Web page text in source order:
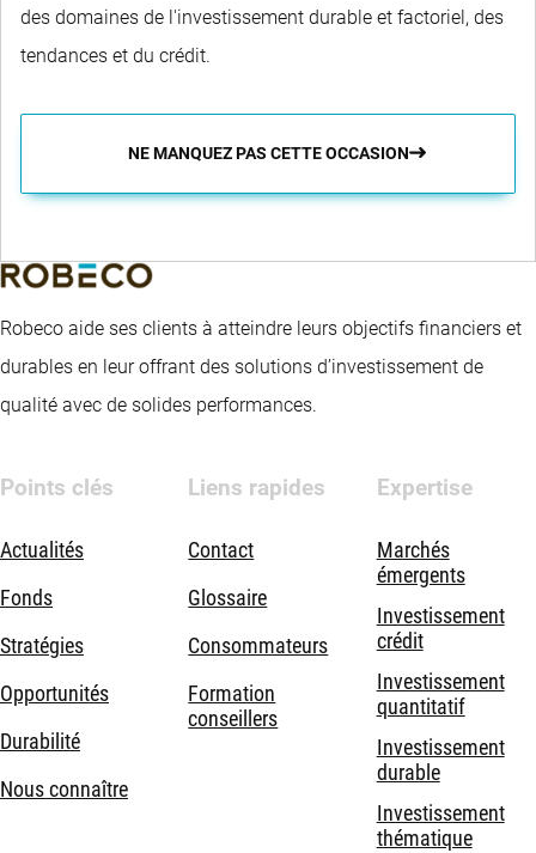
des domaines de l'investissement durable et factoriel, des
tendances et du crédit.
NE MANQUEZ PAS CETTE OCCASION
Robeco aide ses clients à atteindre leurs objectifs financiers et
durables en leur offrant des solutions d’investissement de
qualité avec de solides performances.
Points clés
Actualités
Fonds
Stratégies
Opportunités
Durabilité
Nous connaître
Liens rapides
Contact
Glossaire
Consommateurs
Formation
conseillers
Expertise
Marchés
émergents
Investissement
crédit
Investissement
quantitatif
Investissement
durable
Investissement
thématique